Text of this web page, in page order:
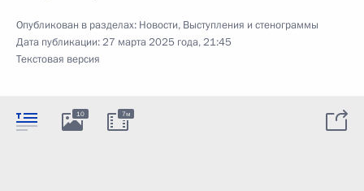
Опубликован в разделах: Новости, Выступления и стенограммы
Дата публикации:27 марта 2025 года, 21:45
Текстовая версия
10 7м